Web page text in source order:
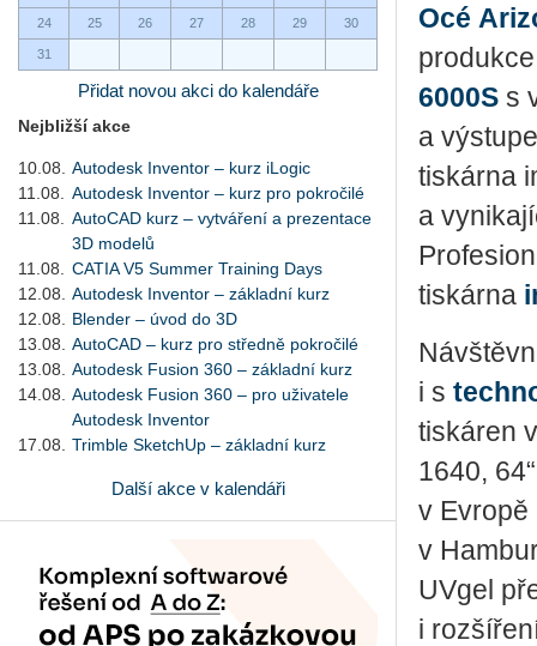
24 25 26 27 28 29 30
31
Přidat novou akci do kalendáře
Nejbližší akce
10.08.
Autodesk Inventor – kurz iLogic
11.08.
Autodesk Inventor – kurz pro pokročilé
11.08.
AutoCAD kurz – vytváření a prezentace
3D modelů
11.08.
CATIA V5 Summer Training Days
12.08.
Autodesk Inventor – základní kurz
12.08.
Blender – úvod do 3D
13.08.
AutoCAD – kurz pro středně pokročilé
13.08.
Autodesk Fusion 360 – základní kurz
14.08.
Autodesk Fusion 360 – pro uživatele
Autodesk Inventor
17.08.
Trimble SketchUp – základní kurz
Další akce v kalendáři
Océ
6000S s
a
tiskárna
a
tiskárna
i s
tiskáren
1640,
v Evropě
v
UVgel
i